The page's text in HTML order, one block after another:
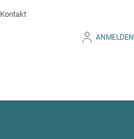
Kontakt
ANMELDEN